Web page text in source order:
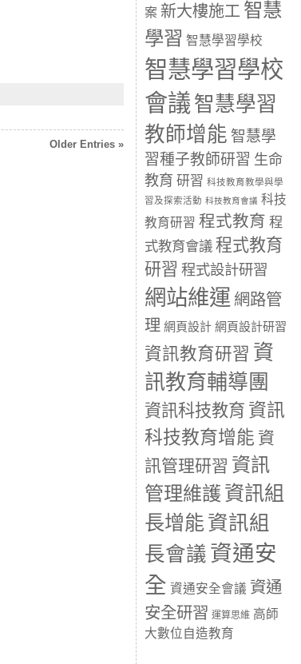
Older Entries »
案 新大樓施工 智慧
學習 智慧學習學校
智慧學習學校
會議 智慧學習
教師增能 智慧學
習種子教師研習 生命
教育 研習 科技教育教學與學
習及探索活動 科技教育會議 科技
教育研習 程式教育 程
式教育會議 程式教育
研習 程式設計研習
網站維運 網路管
理 網頁設計 網頁設計研習
資訊教育研習 資
訊教育輔導團
資訊科技教育 資訊
科技教育增能 資
訊管理研習 資訊
管理維護 資訊組
長增能資訊組
長會議 資通安
全 資通安全會議 資通
安全研習 運算思維 高師
大數位自造教育